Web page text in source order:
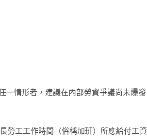
一情形者，建議在內部勞資爭議尚未爆發
勞工工作時間（俗稱加班）所應給付工資